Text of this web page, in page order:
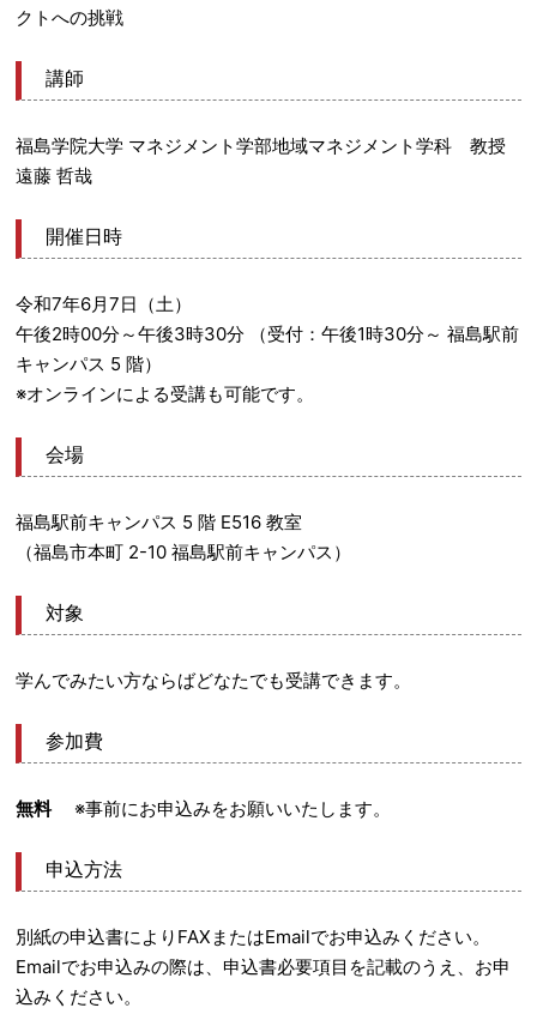
クトへの挑戦
講師
福島学院大学 マネジメント学部地域マネジメント学科 教授
遠藤 哲哉
開催日時
令和7年6月7日（土）
午後2時00分～午後3時30分 （受付：午後1時30分～ 福島駅前
キャンパス 5 階）
※オンラインによる受講も可能です。
会場
福島駅前キャンパス 5 階 E516 教室
（福島市本町 2-10 福島駅前キャンパス）
対象
学んでみたい方ならばどなたでも受講できます。
参加費
無料※事前にお申込みをお願いいたします。
申込方法
別紙の申込書によりFAXまたはEmailでお申込みください。
Emailでお申込みの際は、申込書必要項目を記載のうえ、お申
込みください。